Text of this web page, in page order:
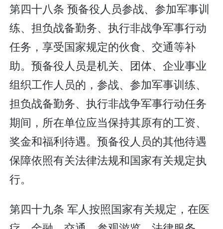
第四十八条 预备役人员参战、参加军事训
练、担负战备勤务、执行非战争军事行动
任务，享受国家规定的伙食、交通等补
助。预备役人员是机关、团体、企业事业
组织工作人员的，参战、参加军事训练、
担负战备勤务、执行非战争军事行动任务
期间，所在单位应当保持其原有的工资、
奖金和福利待遇。预备役人员的其他待遇
保障依照有关法律法规和国家有关规定执
行。
第四十九条 军人按照国家有关规定，在医